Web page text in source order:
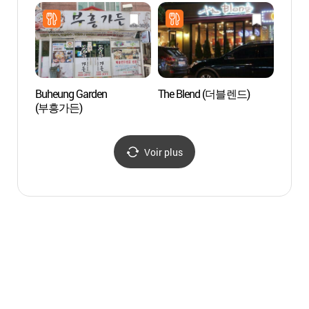
Buheung Garden
(부흥가든)
The Blend (더블렌드)
Voir plus